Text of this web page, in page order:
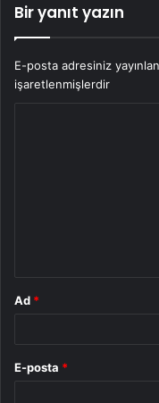
Bir yanıt yazın
E-posta adresiniz
işaretlenmişlerdir
Ad *
E-posta *